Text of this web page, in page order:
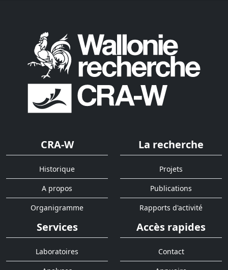
CRA-W
Historique
A propos
Organigramme
La recherche
Projets
Publications
Rapports d'activité
Services
Laboratoires
Accès rapides
Contact